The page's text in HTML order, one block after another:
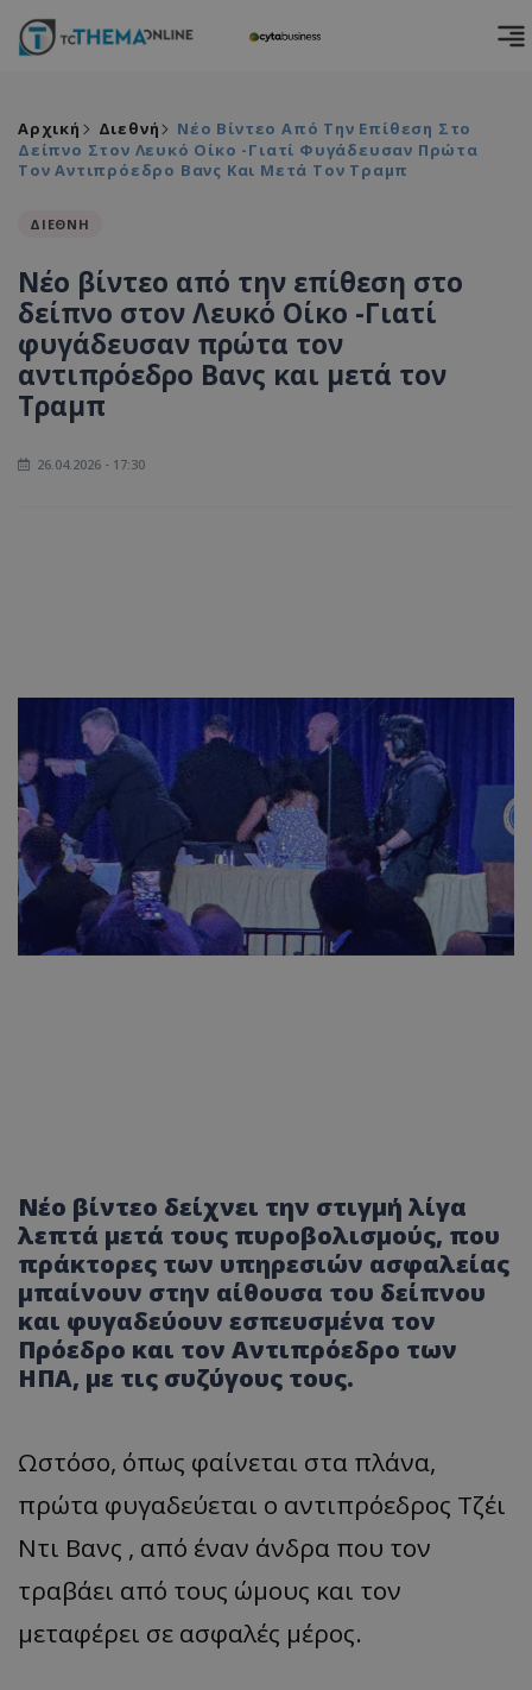
Αρχική Διεθνή
Νέο Βίντεο Από Την Επίθεση Στο
Δείπνο Στον Λευκό Οίκο -Γιατί Φυγάδευσαν Πρώτα
Τον Αντιπρόεδρο Βανς Και Μετά Τον Τραμπ
ΔΙΕΘΝΗ
Νέο βίντεο από την επίθεση στο
δείπνο στον Λευκό Οίκο -Γιατί
φυγάδευσαν πρώτα τον
αντιπρόεδρο Βανς και μετά τον
Τραμπ
26.04.2026 - 17:30
Νέο βίντεο δείχνει την στιγμή λίγα
λεπτά μετά τους πυροβολισμούς, που
πράκτορες των υπηρεσιών ασφαλείας
μπαίνουν στην αίθουσα του δείπνου
και φυγαδεύουν εσπευσμένα τον
Πρόεδρο και τον Αντιπρόεδρο των
ΗΠΑ, με τις συζύγους τους.
Ωστόσο, όπως φαίνεται στα πλάνα,
πρώτα φυγαδεύεται ο αντιπρόεδρος Τζέι
Ντι Βανς , από έναν άνδρα που τον
τραβάει από τους ώμους και τον
μεταφέρει σε ασφαλές μέρος.